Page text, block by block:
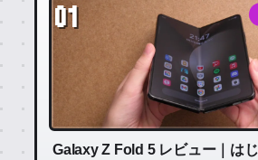
01
Galaxy Z Fold 5 レビュー｜は